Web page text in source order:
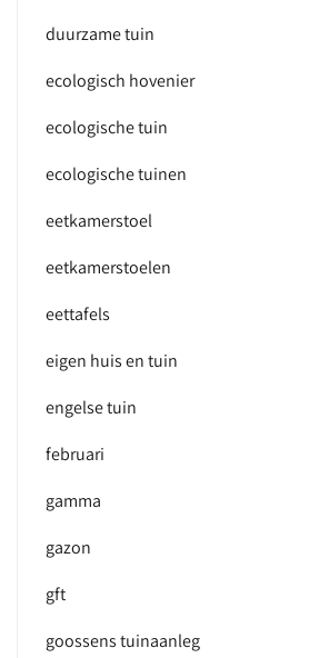
duurzame tuin
ecologisch hovenier
ecologische tuin
ecologische tuinen
eetkamerstoel
eetkamerstoelen
eettafels
eigen huis en tuin
engelse tuin
februari
gamma
gazon
gft
goossens tuinaanleg